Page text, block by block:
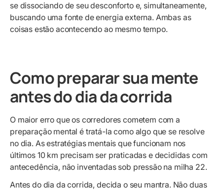
se dissociando de seu desconforto e, simultaneamente,
buscando uma fonte de energia externa. Ambas as
coisas estão acontecendo ao mesmo tempo.
Como preparar sua mente
antes do dia da corrida
O maior erro que os corredores cometem com a
preparação mental é tratá-la como algo que se resolve
no dia. As estratégias mentais que funcionam nos
últimos 10 km precisam ser praticadas e decididas com
antecedência, não inventadas sob pressão na milha 22.
Antes do dia da corrida, decida o seu mantra. Não duas